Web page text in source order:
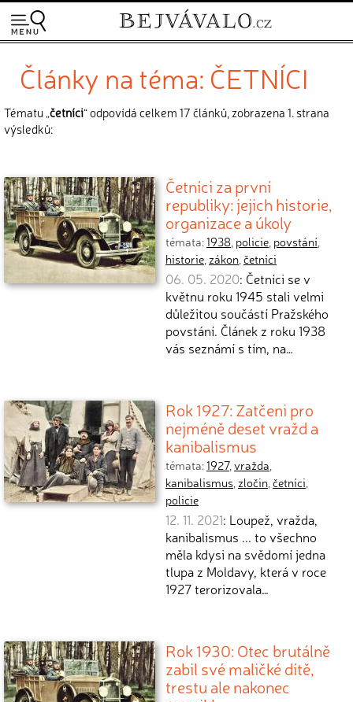
Články na téma: ČETNÍCI
Tématu „četníci“ odpovídá celkem 17 článků, zobrazena 1. strana
výsledků:
Četníci za první
republiky: jejich historie,
organizace a úkoly
témata:1938, policie, povstání,
historie, zákon,četníci
06. 05. 2020: Četníci se v
květnu roku 1945 stali velmi
důležitou součástí Pražského
povstání. Článek z roku 1938
vás seznámí s tím, na…
Rok 1927: Zatčeni pro
nejméně deset vražd a
kanibalismus
témata:1927,vražda,
kanibalismus, zločin,četníci,
policie
12. 11. 2021: Loupež, vražda,
kanibalismus ... to všechno
měla kdysi na svědomí jedna
tlupa z Moldavy, která v roce
1927 terorizovala…
Rok 1930: Otec brutálně
zabil své maličké dítě,
trestu ale nakonec